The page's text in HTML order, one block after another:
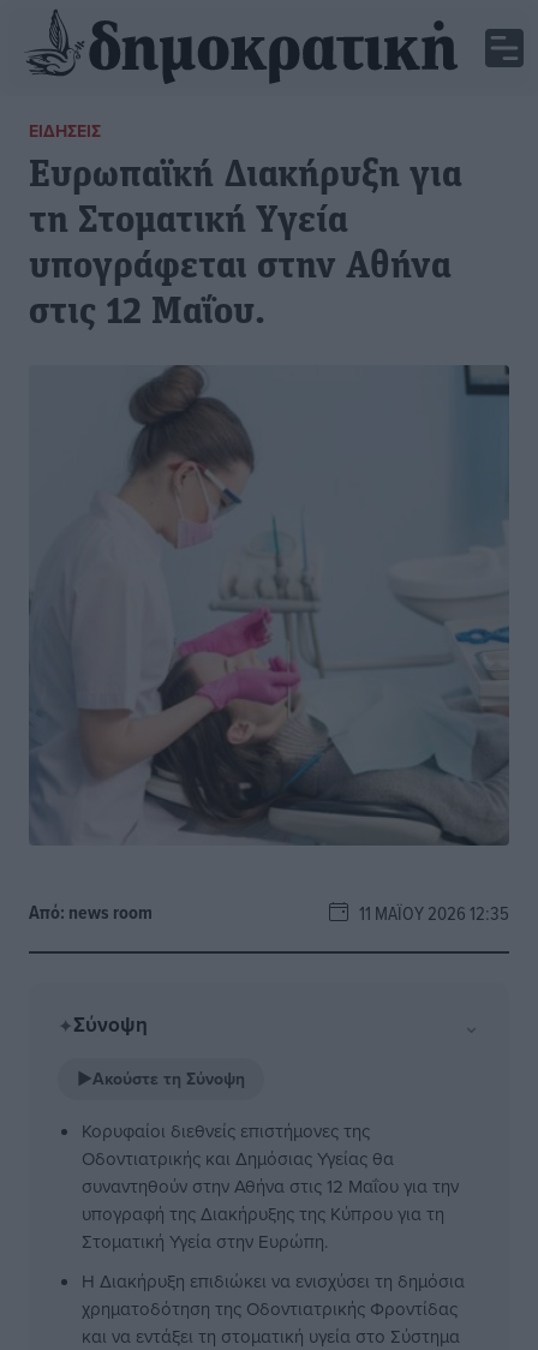
ΕΙΔΉΣΕΙΣ
Ευρωπαϊκή Διακήρυξη για
τη Στοματική Υγεία
υπογράφεται στην Αθήνα
στις 12 Μαΐου.
Από: news room 11 ΜΑΪ́ΟΥ 2026 12:35
✦Σύνοψη ⌄
▶Ακούστε τη Σύνοψη
Κορυφαίοι διεθνείς επιστήμονες της
Οδοντιατρικής και Δημόσιας Υγείας θα
συναντηθούν στην Αθήνα στις 12 Μαΐου για την
υπογραφή της Διακήρυξης της Κύπρου για τη
Στοματική Υγεία στην Ευρώπη.
Η Διακήρυξη επιδιώκει να ενισχύσει τη δημόσια
χρηματοδότηση της Οδοντιατρικής Φροντίδας
και να εντάξει τη στοματική υγεία στο Σύστημα